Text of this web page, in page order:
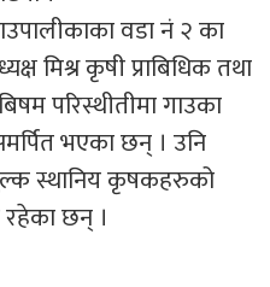
वडा नं २ का
मिश्र कृषी प्राबिधिक तथा
परिस्थीतीमा गाउका
भएका छन् । उनि
स्थानिय कृषकहरुको
छन् ।